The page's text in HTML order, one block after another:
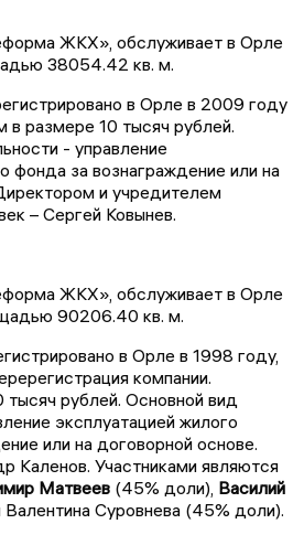
ЖКХ», обслуживает в Орле
38054.42 кв. м.
в Орле в 2009 году
в размере 10 тысяч рублей.
- управление
фонда за вознаграждение или на
и учредителем
– Сергей Ковынев.
ЖКХ», обслуживает в Орле
90206.40 кв. м.
в Орле в 1998 году,
компании.
тысяч рублей. Основной вид
эксплуатацией жилого
или на договорной основе.
Каленов. Участниками являются
Матвеев (45% доли), Василий
Валентина Суровнева (45% доли).